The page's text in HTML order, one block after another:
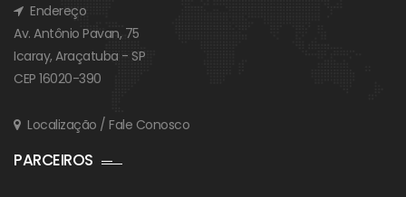
Endereço
Av. Antônio Pavan, 75
Icaray, Araçatuba - SP
CEP 16020-390
Localização / Fale Conosco
PARCEIROS